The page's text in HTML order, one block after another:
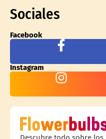
Sociales
Facebook
Instagram